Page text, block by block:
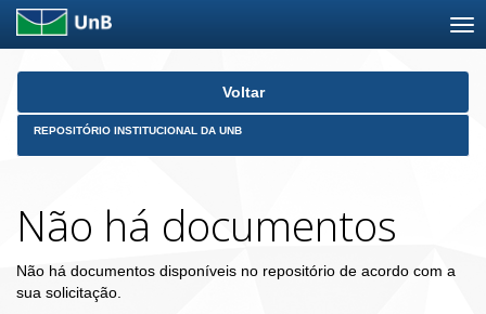
Skip
Voltar
REPOSITÓRIO INSTITUCIONAL DA UNB
Não há documentos
Não há documentos disponíveis no repositório de acordo com a
sua solicitação.